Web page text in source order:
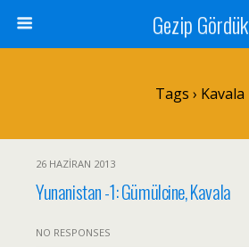
Gezip Gördük
Tags › Kavala
26 HAZIRAN 2013
Yunanistan -1: Gümülcine, Kavala
NO RESPONSES